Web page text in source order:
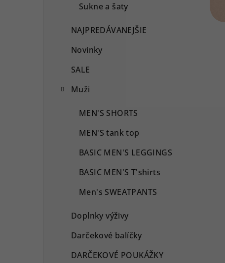
Sukne a šaty
NAJPREDÁVANEJŠIE
Novinky
SALE
Muži
MEN'S SHORTS
MEN'S tank top
BASIC MEN'S LEGGINGS
BASIC MEN'S T'shirts
Men's SWEATPANTS
Doplnky výživy
Darčekové balíčky
DARČEKOVÉ POUKÁŽKY